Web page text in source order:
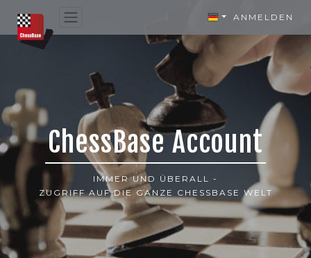
ANMELDEN
ChessBase Account
IMMER UND ÜBERALL -
ZUGRIFF AUF DIE GANZE CHESSBASE WELT